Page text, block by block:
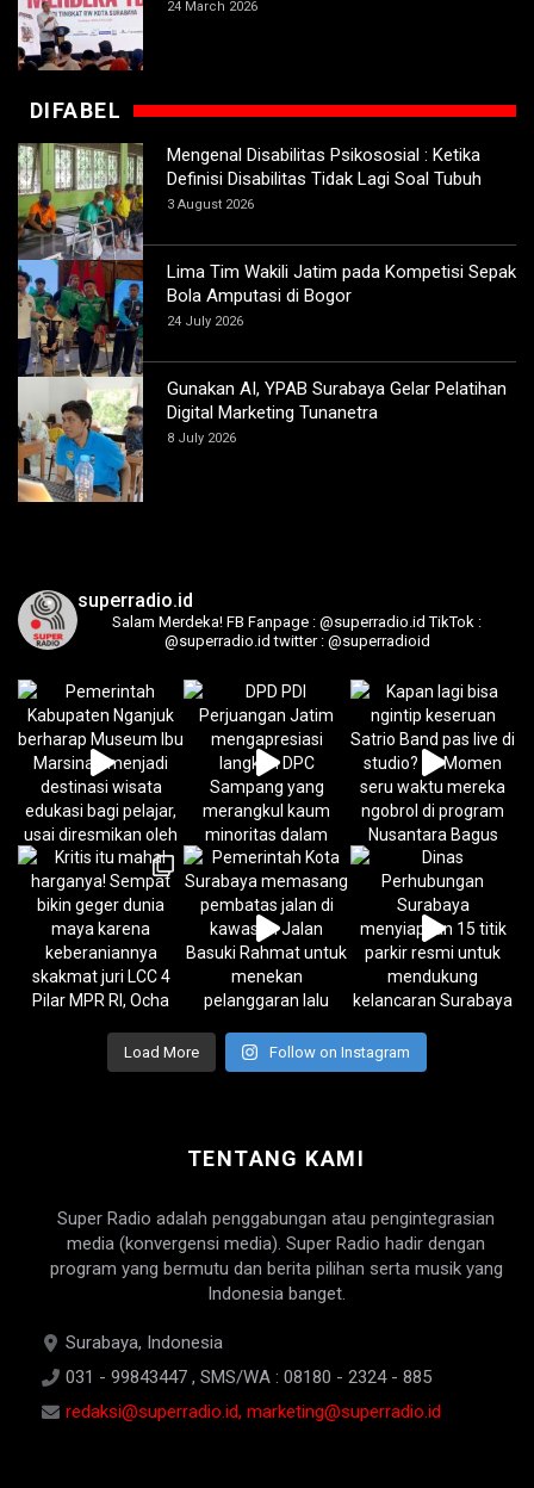
24 March 2026
DIFABEL
Mengenal Disabilitas Psikososial : Ketika
Definisi Disabilitas Tidak Lagi Soal Tubuh
3 August 2026
Lima Tim Wakili Jatim pada Kompetisi Sepak
Bola Amputasi di Bogor
24 July 2026
Gunakan AI, YPAB Surabaya Gelar Pelatihan
Digital Marketing Tunanetra
8 July 2026
superradio.id
Salam Merdeka! FB Fanpage : @superradio.id TikTok :
@superradio.id twitter : @superradioid
Load More Follow on Instagram
TENTANG KAMI
Super Radio adalah penggabungan atau pengintegrasian
media (konvergensi media). Super Radio hadir dengan
program yang bermutu dan berita pilihan serta musik yang
Indonesia banget.
Surabaya, Indonesia
031 - 99843447 , SMS/WA : 08180 - 2324 - 885
redaksi@superradio.id, marketing@superradio.id